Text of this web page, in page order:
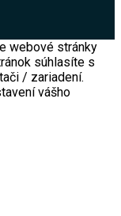
webové stránky
súhlasíte s
/ zariadení.
vášho